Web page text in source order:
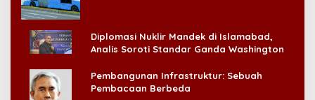
Diplomasi Nuklir Mandek di Islamabad,
Analis Soroti Standar Ganda Washington
Pembangunan Infrastruktur: Sebuah
Pembacaan Berbeda